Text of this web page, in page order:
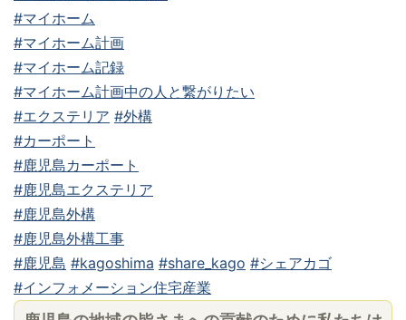
#マイホーム
#マイホーム計画
#マイホーム記録
#マイホーム計画中の人と繋がりたい
#エクステリア #外構
#カーポート
#鹿児島カーポート
#鹿児島エクステリア
#鹿児島外構
#鹿児島外構工事
#鹿児島 #kagoshima #share_kago #シェアカゴ
#インフォメーション住宅産業